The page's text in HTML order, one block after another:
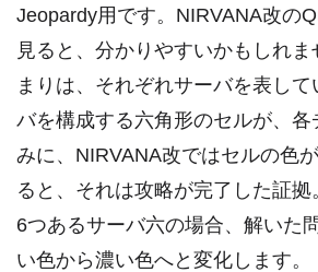
Jeopardy用です。NIRVANA改の
見ると、分かりやすいかもしれ
まりは、それぞれサーバを表し
バを構成する六角形のセルが、各
みに、NIRVANA改ではセルの色
ると、それは攻略が完了した証
6つあるサーバ六の場合、解いた
い色から濃い色へと変化します。